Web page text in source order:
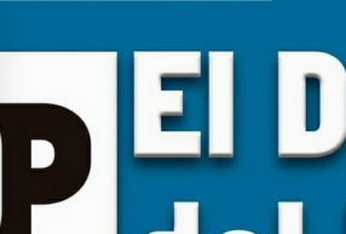
content
EL DIARIO DEL